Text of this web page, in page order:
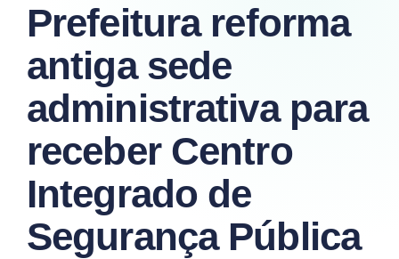
Prefeitura reforma
antiga sede
administrativa para
receber Centro
Integrado de
Segurança Pública